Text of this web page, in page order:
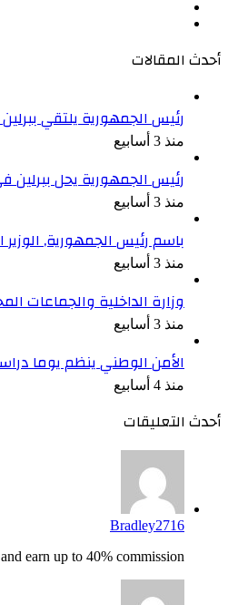
أحدث المقالات
رئيس الجمهورية يلتقي ببرلين
منذ 3 أسابيع
رئيس الجمهورية يحل ببرلين
منذ 3 أسابيع
باسم رئيس الجمهورية,
منذ 3 أسابيع
وزارة الداخلية والجماعات
منذ 3 أسابيع
الأمن الوطني ينظم يوما
منذ 4 أسابيع
أحدث التعليقات
Bradley2716
earn up to 40% commission!...